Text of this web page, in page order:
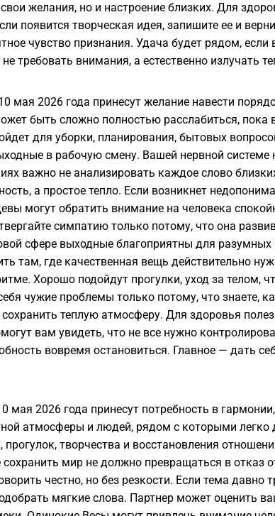
желания, но и настроение близких. Для
появится творческая идея, запишите ее и
чувство признания. Удача будет рядом, если
требовать внимания, а естественно излучать
мая 2026 года принесут желание навести
быть сложно полностью расслабиться, пока
для уборки, планирования, бытовых
в рабочую смену. Вашей нервной системе
важно не анализировать каждое слово
а простое тепло. Если возникнет
могут обратить внимание на человека
симпатию только потому, что она
сфере выходные благоприятны для разумных
там, где качественная вещь действительно
Хорошо подойдут прогулки, уход за телом,
чужие проблемы только потому, что знаете,
сохранить теплую атмосферу. Для здоровья
вам увидеть, что не все нужно
вовремя остановиться. Главное — дать
мая 2026 года принесут потребность в
атмосферы и людей, рядом с которыми
прогулок, творчества и восстановления
мир не должно превращаться в отказ
честно, но без резкости. Если тема давно
мягкие слова. Партнер может оценить